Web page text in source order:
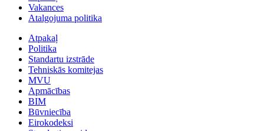
Vakances
Atalgojuma politika
Atpakaļ
Politika
Standartu izstrāde
Tehniskās komitejas
MVU
Apmācības
BIM
Būvniecība
Eirokodeksi